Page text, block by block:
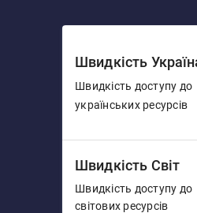
Швидкість
Швидкість доступу до
українських ресурсів
Швидкість Світ
Швидкість доступу до
світових ресурсів